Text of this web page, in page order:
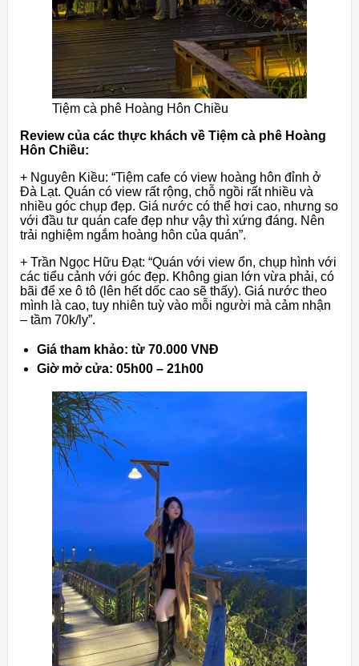
Tiệm cà phê Hoàng Hôn Chiều
Review của các thực khách về Tiệm cà phê Hoàng
Hôn Chiều:
+ Nguyên Kiều: “Tiệm cafe có view hoàng hôn đỉnh ở
Đà Lạt. Quán có view rất rộng, chỗ ngồi rất nhiều và
nhiều góc chụp đẹp. Giá nước có thể hơi cao, nhưng so
với đầu tư quán cafe đẹp như vậy thì xứng đáng. Nên
trải nghiệm ngắm hoàng hôn của quán”.
+ Trần Ngọc Hữu Đạt: “Quán với view ổn, chụp hình với
các tiểu cảnh với góc đẹp. Không gian lớn vừa phải, có
bãi để xe ô tô (lên hết dốc cao sẽ thấy). Giá nước theo
mình là cao, tuy nhiên tuỳ vào mỗi người mà cảm nhận
– tầm 70k/ly”.
Giá tham khảo: từ 70.000 VNĐ
Giờ mở cửa: 05h00 – 21h00